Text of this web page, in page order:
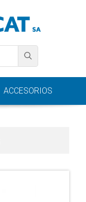
ACCESORIOS